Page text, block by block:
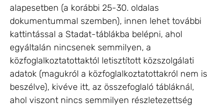
alapesetben (a korábbi 25-30. oldalas
dokumentummal szemben), innen lehet további
kattintással a Stadat-táblákba belépni, ahol
egyáltalán nincsenek semmilyen, a
közfoglalkoztatottaktól letisztított közszolgálati
adatok (magukról a közfoglalkoztatottakról nem is
beszélve), kivéve itt, az összefoglaló tábláknál,
ahol viszont nincs semmilyen részletezettség